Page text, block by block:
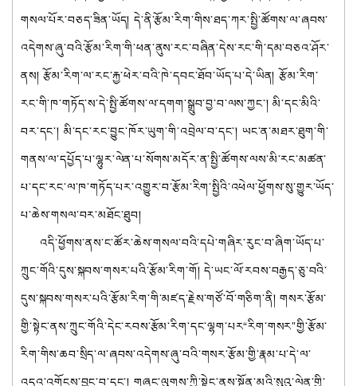
གསལ་པོར་བཅད་ཟིན་ཡོད། དེ་ནི་རྩོམ་རིག་གིས་ཐད་ཀར་སྤྱི་ཚོགས་ལ་ཞབས་
འདེགས་ཞུ་བའི་རྩོམ་རིག་གི་ཕན་ནུས་རང་བཞིན་དེས་རང་གི་དམ་བཅའ་ཤོར་
ནས། རྩོམ་རིག་ལ་རང་རྐྱ་ཕེར་བའི་ཁེ་དབང་ཐོབ་ཡོད་པ་དེ་ཡིན། རྩོམ་རིག་
རང་གི་ཁ་གཏོད་ས་དེ་སྤྱི་ཚོགས་ལ་དགག་སྒྲུབ་བྱ་བ་ལས་ཀྱང་། མི་དང་མིའི་
བར་དང་། མི་དང་རང་བྱུང་ཁོར་ཡུག་གི་འབྲེལ་བ་དང་། ཡང་ན་མཐར་ཐུག་གི་
གནས་ལ་དཔྱོད་པ་ལྷུར་ལེན་པ་སོགས་མདོར་ན་སྤྱི་ཚོགས་ལས་མི་རང་མཚན་
པ་དང་རང་ལ་ཁ་གཏོད་པར་འགྱུར་བ་རྩོམ་རིག་སྤྱིའི་འཕེལ་ཕྱོགས་སུ་གྱུར་ཡོད་
པ་ཆེས་གསལ་བར་མཐོང་ཐུབ།
འདི་ཕྱོགས་ནས་ང་ཚོར་ཆེས་གསལ་བའི་དཔེ་གཞིར་རུང་བ་ཞིག་ཡོད་པ་
ཀྲུང་གོའི་དུས་སྐབས་གསར་པའི་རྩོམ་རིག་གོ། དེ་ཡང་ལོ་རབས་བརྒྱད་ཅུ་བའི་
དུས་སྐབས་གསར་པའི་རྩོམ་རིག་གི་མཛད་རྗེས་གཙོ་བོ་གཅིག་ནི། གསར་རྩོམ་
གྱི་སྟེང་ནས་ཀྲུང་གོའི་དེང་རབས་རྩོམ་རིག་དང་ལྷག་པར“རིག་གསར”གྱི་རྩོམ་
རིག་གིས་ཆབ་སྲིད་ལ་ཞབས་འདེགས་ཞུ་བའི་གསར་རྩོམ་གྱི་རྣམ་པ་དེ་ལ་
འདའ་འགོངས་བྱུང་བ་དང་། གཞུང་ལུགས་ཀྱི་སྟེང་ནས་སྔོན་མའི་སུའུ་ལེན་གྱི་